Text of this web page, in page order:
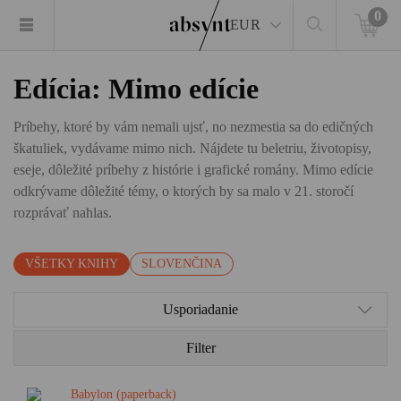
EUR
0
Edícia: Mimo edície
Príbehy, ktoré by vám nemali ujsť, no nezmestia sa do edičných
škatuliek, vydávame mimo nich. Nájdete tu beletriu, životopisy,
eseje, dôležité príbehy z histórie i grafické romány. Mimo edície
odkrývame dôležité témy, o ktorých by sa malo v 21. storočí
rozprávať nahlas.
VŠETKY KNIHY SLOVENČINA
Usporiadanie
Filter